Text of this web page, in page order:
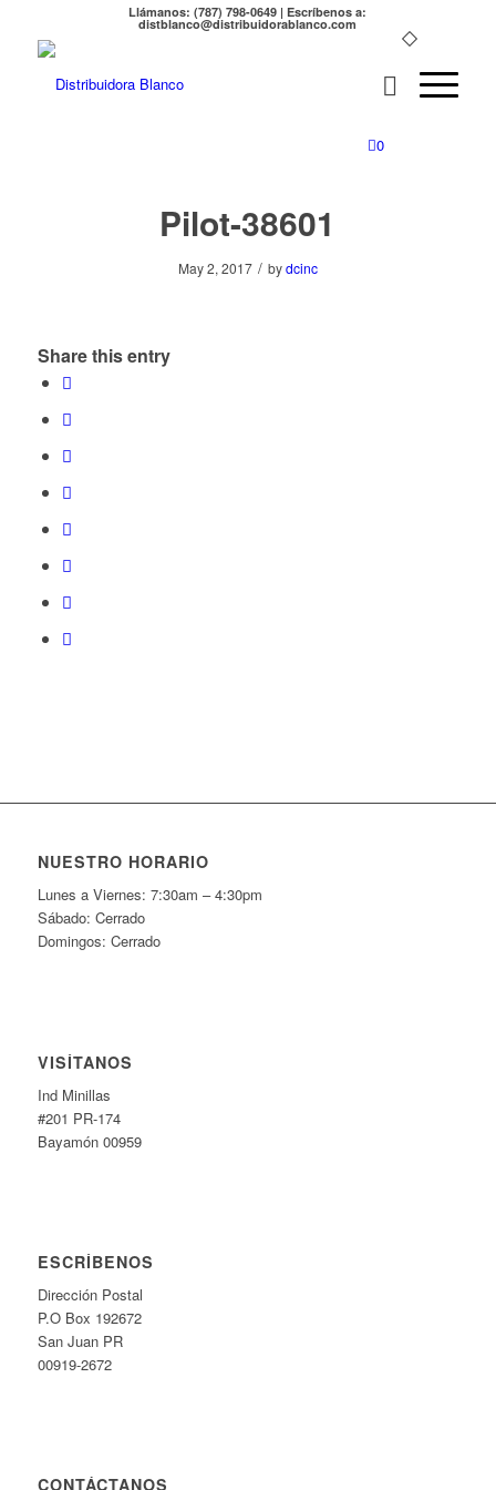
Llámanos: (787) 798-0649 | Escríbenos a:
distblanco@distribuidorablanco.com
0
Pilot-38601
May 2, 2017 / bydcinc
Share this entry
NUESTRO HORARIO
Lunes a Viernes: 7:30am – 4:30pm
Sábado: Cerrado
Domingos: Cerrado
VISÍTANOS
Ind Minillas
#201 PR-174
Bayamón 00959
ESCRÍBENOS
Dirección Postal
P.O Box 192672
San Juan PR
00919-2672
CONTÁCTANOS